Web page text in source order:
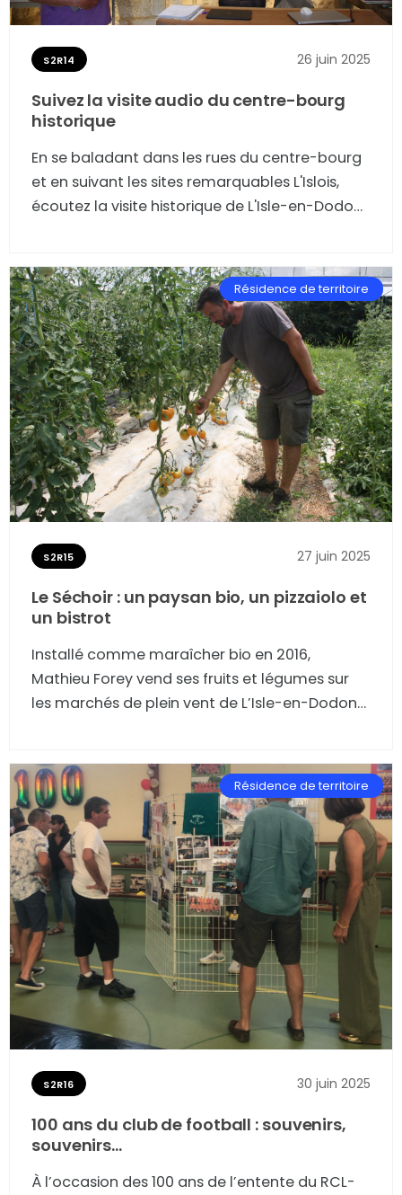
S2R14 26 juin 2025
Suivez la visite audio du centre-bourg
historique
En se baladant dans les rues du centre-bourg
et en suivant les sites remarquables L'Islois,
écoutez la visite historique de L'Isle-en-Dodon
Résidence de territoire
S2R15 27 juin 2025
Le Séchoir : un paysan bio, un pizzaiolo et
un bistrot
Installé comme maraîcher bio en 2016,
Mathieu Forey vend ses fruits et légumes sur
les marchés de plein vent de L’Isle-en-Dodon
son bistrot paysan associatif Le Séchoir.
Résidence de territoire
S2R16 30 juin 2025
100 ans du club de football : souvenirs,
souvenirs…
À l’occasion des 100 ans de l’entente du RCL-